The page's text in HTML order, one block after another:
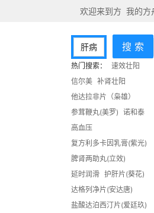
欢迎来到方
舟健客网上药
店！
登陆
免费注册
我的方
户服务
航
肝病 搜 索
热门搜索：
速效壮阳
信尔美 补肾壮阳
他达拉非片（枭雄）
参茸鞭丸(美罗) 诺和泰
高血压
复方利多卡因乳膏(紫光)
脾肾两助丸(立效)
延时润滑 护肝片(葵花)
达格列净片(安达唐)
盐酸达泊西汀片(爱廷玖)